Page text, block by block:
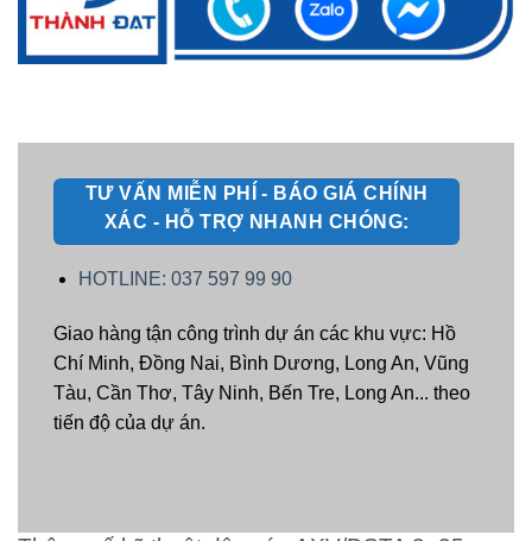
TƯ VẤN MIỄN PHÍ - BÁO GIÁ CHÍNH
XÁC - HỖ TRỢ NHANH CHÓNG:
HOTLINE: 037 597 99 90
Giao hàng tận công trình dự án các khu vực: Hồ
Chí Minh, Đồng Nai, Bình Dương, Long An, Vũng
Tàu, Cần Thơ, Tây Ninh, Bến Tre, Long An... theo
tiến độ của dự án.